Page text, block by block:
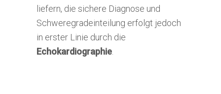
liefern, die sichere Diagnose und
Schweregradeinteilung erfolgt jedoch
in erster Linie durch die
Echokardiographie